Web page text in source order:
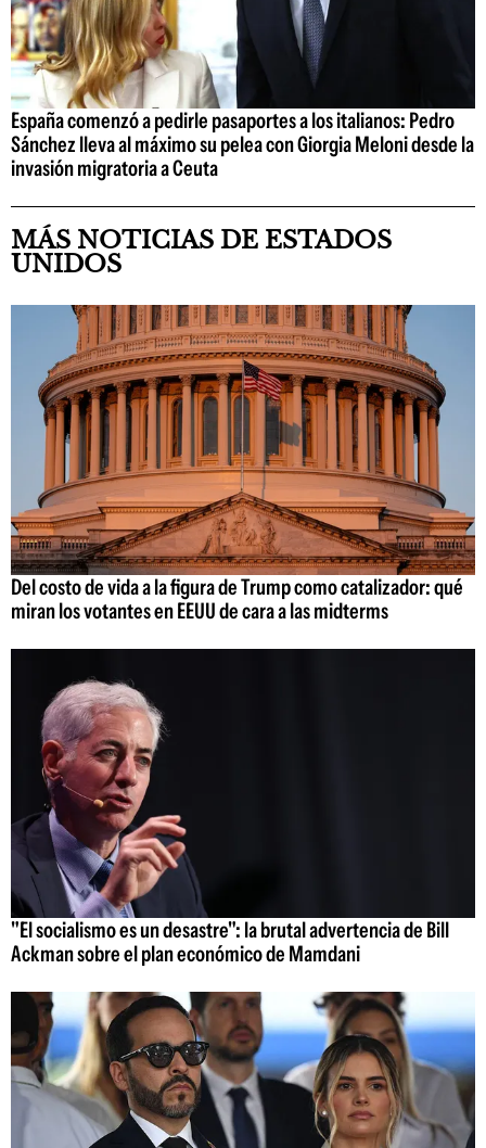
España comenzó a pedirle pasaportes a los italianos: Pedro
Sánchez lleva al máximo su pelea con Giorgia Meloni desde la
invasión migratoria a Ceuta
MÁS NOTICIAS DE ESTADOS
UNIDOS
Del costo de vida a la figura de Trump como catalizador: qué
miran los votantes en EEUU de cara a las midterms
"El socialismo es un desastre": la brutal advertencia de Bill
Ackman sobre el plan económico de Mamdani